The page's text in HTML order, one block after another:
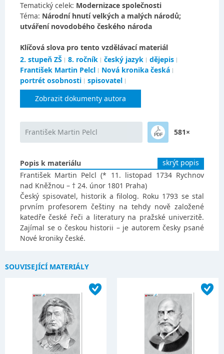
Tematický celek: Modernizace společnosti
Téma: Národní hnutí velkých a malých národů;
utváření novodobého českého národa
Klíčová slova pro tento vzdělávací materiál
2. stupeň ZŠ
8. ročník český jazyk
dějepis
František Martin Pelcl
Nová kronika česká
portrét osobnosti
spisovatel
Zobrazit dokumenty autora
František Martin Pelcl 581×
Popis k materiálu
skrýt popis
František Martin Pelcl (* 11. listopad 1734 Rychnov
nad Kněžnou – † 24. únor 1801 Praha)
Český spisovatel, historik a filolog. Roku 1793 se stal
prvním profesorem češtiny na tehdy nově založené
katedře české řeči a literatury na pražské univerzitě.
Zajímal se o českou historii – je autorem česky psané
Nové kroniky české.
SOUVISEJÍCÍ MATERIÁLY